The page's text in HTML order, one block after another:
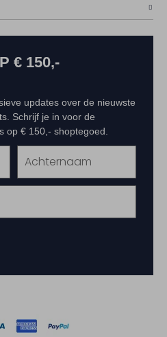
€ 150,-
updates over de nieuwste
Schrijf je in voor de
op € 150,- shoptegoed.